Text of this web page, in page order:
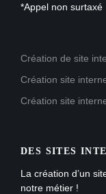
*Appel non surtaxé
Création de site
Création site
Création site
DES SITES
La création d’un
notre métier !